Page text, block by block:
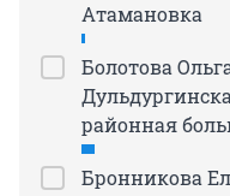
Атамановка
Болотова
районная
Бронникова